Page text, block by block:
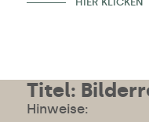
Titel:
Hinweise: